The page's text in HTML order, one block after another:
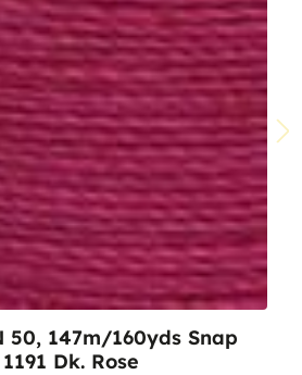
50, 147m/160yds Snap
Dk. Rose